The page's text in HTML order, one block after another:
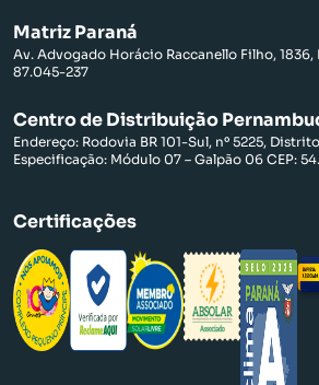
Matriz Paraná
Av. Advogado Horácio Raccanello Filho, 1836,
87.045-237
Centro de Distribuição
Endereço: Rodovia BR 101-Sul, nº 5225,
Especificação: Módulo 07 – Galpão 06 CEP:
Certificações